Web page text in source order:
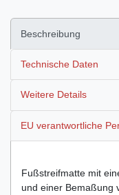
Beschreibung
Technische Daten
Weitere Details
EU verantwortliche
Fußstreifmatte mit
und einer Bemaßung